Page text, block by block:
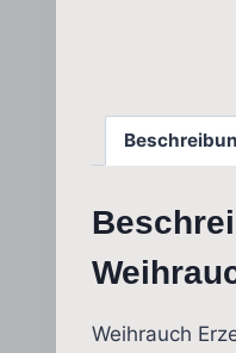
Weihrauch